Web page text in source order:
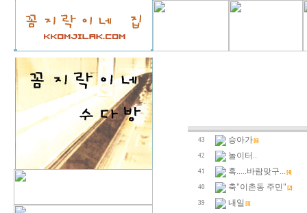
43 승아가 [6]
42 놀이터..
41 흑.....바람맞구... [4]
40 축"이촌동 주민" [2]
39 내일 [1]